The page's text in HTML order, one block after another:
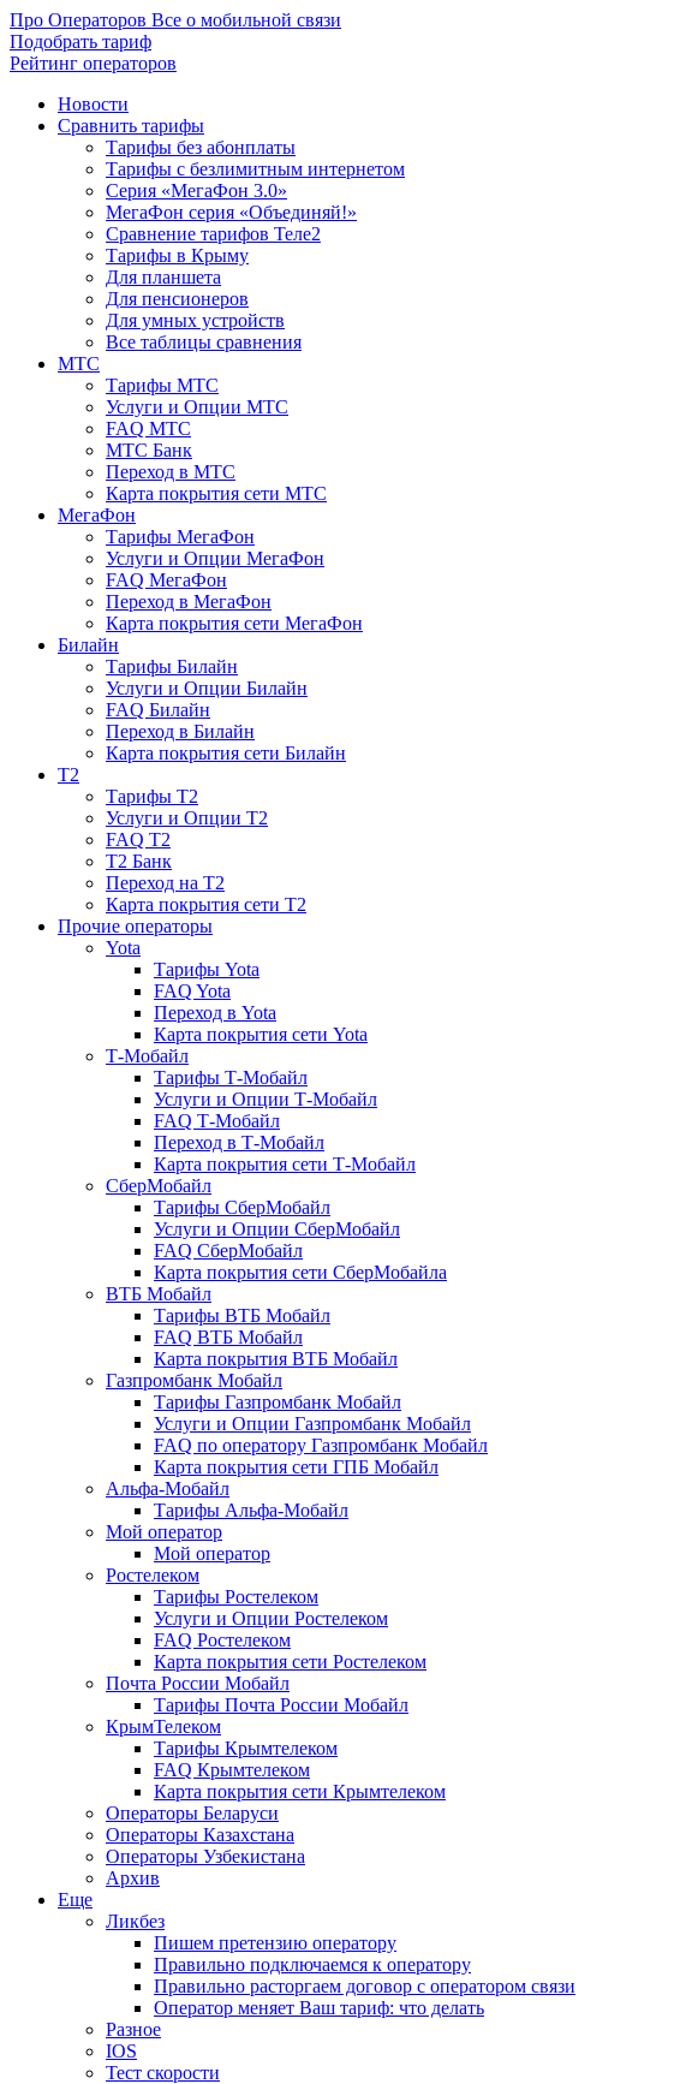
Про Операторов Все о мобильной связи
Подобрать тариф
Рейтинг операторов
Новости
Сравнить тарифы
Тарифы без абонплаты
Тарифы с безлимитным интернетом
Серия «МегаФон 3.0»
МегаФон серия «Объединяй!»
Сравнение тарифов Теле2
Тарифы в Крыму
Для планшета
Для пенсионеров
Для умных устройств
Все таблицы сравнения
МТС
Тарифы МТС
Услуги и Опции МТС
FAQ МТС
МТС Банк
Переход в МТС
Карта покрытия сети МТС
МегаФон
Тарифы МегаФон
Услуги и Опции МегаФон
FAQ МегаФон
Переход в МегаФон
Карта покрытия сети МегаФон
Билайн
Тарифы Билайн
Услуги и Опции Билайн
FAQ Билайн
Переход в Билайн
Карта покрытия сети Билайн
T2
Тарифы T2
Услуги и Опции T2
FAQ T2
T2 Банк
Переход на T2
Карта покрытия сети T2
Прочие операторы
Yota
Тарифы Yota
FAQ Yota
Переход в Yota
Карта покрытия сети Yota
Т-Мобайл
Тарифы Т-Мобайл
Услуги и Опции Т-Мобайл
FAQ Т-Мобайл
Переход в Т-Мобайл
Карта покрытия сети Т-Мобайл
СберМобайл
Тарифы СберМобайл
Услуги и Опции СберМобайл
FAQ СберМобайл
Карта покрытия сети СберМобайлa
ВТБ Мобайл
Тарифы ВТБ Мобайл
FAQ ВТБ Мобайл
Карта покрытия ВТБ Мобайл
Газпромбанк Мобайл
Тарифы Газпромбанк Мобайл
Услуги и Опции Газпромбанк Мобайл
FAQ по оператору Газпромбанк Мобайл
Карта покрытия сети ГПБ Мобайл
Альфа-Мобайл
Тарифы Альфа-Мобайл
Мой оператор
Мой оператор
Ростелеком
Тарифы Ростелеком
Услуги и Опции Ростелеком
FAQ Ростелеком
Карта покрытия сети Ростелеком
Почта России Мобайл
Тарифы Почта России Мобайл
КрымТелеком
Тарифы Крымтелеком
FAQ Крымтелеком
Карта покрытия сети Крымтелеком
Операторы Беларуси
Операторы Казахстана
Операторы Узбекистана
Архив
Еще
Ликбез
Пишем претензию оператору
Правильно подключаемся к оператору
Правильно расторгаем договор с оператором связи
Оператор меняет Ваш тариф: что делать
Разное
IOS
Тест скорости